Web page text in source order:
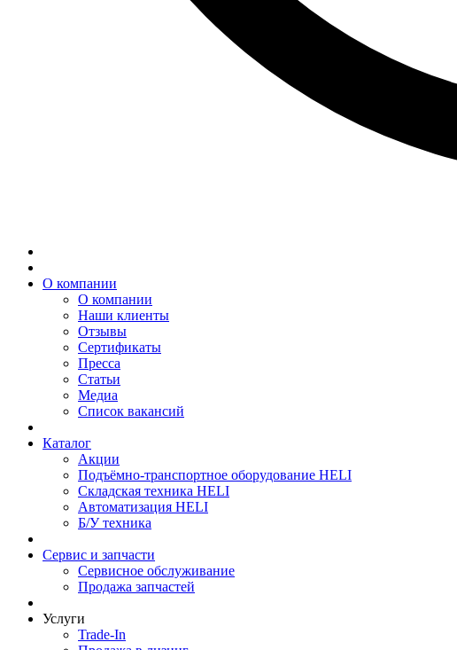
О компании
О компании
Наши клиенты
Отзывы
Сертификаты
Пресса
Статьи
Медиа
Список вакансий
Каталог
Акции
Подъёмно-транспортное оборудование HELI
Складская техника HELI
Автоматизация HELI
Б/У техника
Сервис и запчасти
Сервисное обслуживание
Продажа запчастей
Услуги
Trade-In